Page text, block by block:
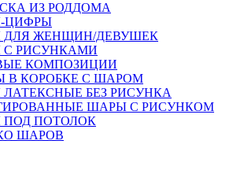
ИЗ РОДДОМА
ЦИФРЫ
ЖЕНЩИН/ДЕВУШЕК
РИСУНКАМИ
КОМПОЗИЦИИ
В КОРОБКЕ С ШАРОМ
БЕЗ РИСУНКА
ШАРЫ С РИСУНКОМ
ПОТОЛОК
ШАРОВ